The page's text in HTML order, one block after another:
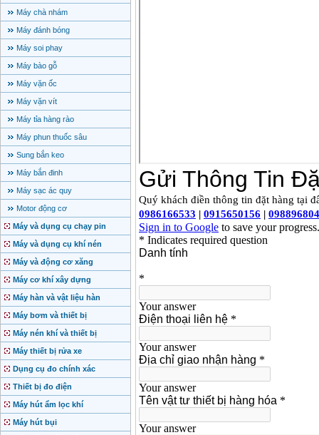
Máy chà nhám
Máy đánh bóng
Máy soi phay
Máy bào gỗ
Máy vặn ốc
Máy vặn vít
Máy tỉa hàng rào
Máy phun thuốc sâu
Sung bắn keo
Máy bắn đinh
Máy sạc ác quy
Motor động cơ
Máy và dụng cụ chạy pin
Máy và dụng cụ khí nén
Máy và động cơ xăng
Máy cơ khí xây dựng
Máy hàn và vật liệu hàn
Máy bơm và thiết bị
Máy nén khí và thiết bị
Máy thiết bị rửa xe
Dụng cụ đo chính xác
Thiết bị đo điện
Máy hút ẩm lọc khí
Máy hút bụi